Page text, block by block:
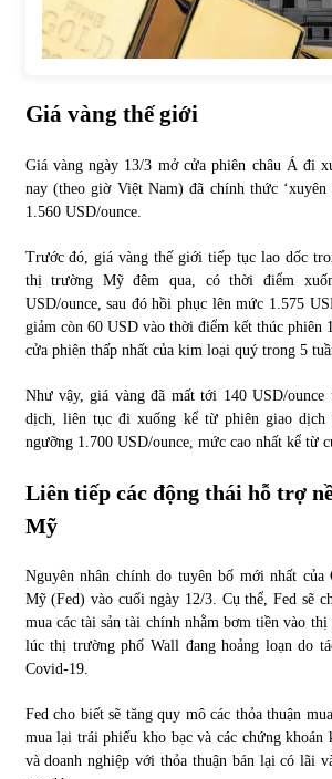
31/05/2022
31/05/2022
S&P Ratings cập nhật xếp hạng
Chứng khoán ngày 30/5/2022:
31/05/2022
Phân tích giá tiền điện tử sau
vốn hóa
09/11/2021
Chứng khoán ngày 12/10/2021:
Top 10 xe bán chạy nhất tháng 9/
13/10/2021
Giá vàng thế giới
Giá vàng ngày 13/3 mở cửa phiên châu Á đi
nay (theo giờ Việt Nam) đã chính thức ‘xuyên
1.560 USD/ounce.
Trước đó, giá vàng thế giới tiếp tục lao dốc
thị trường Mỹ đêm qua, có thời điểm
USD/ounce, sau đó hồi phục lên mức 1.575
giảm còn 60 USD vào thời điểm kết thúc phiên
cửa phiên thấp nhất của kim loại quý trong 5
Như vậy, giá vàng đã mất tới 140 USD/ounce
dịch, liên tục đi xuống kể từ phiên giao
ngưỡng 1.700 USD/ounce, mức cao nhất kể từ
Liên tiếp các động thái hỗ trợ
Mỹ
Nguyên nhân chính do tuyên bố mới nhất
Mỹ (Fed) vào cuối ngày 12/3. Cụ thể, Fed sẽ
mua các tài sản tài chính nhằm bơm tiền vào
lúc thị trường phố Wall đang hoảng loạn do
Covid-19.
Fed cho biết sẽ tăng quy mô các thỏa thuận
mua lại trái phiếu kho bạc và các chứng khoán
và doanh nghiệp với thỏa thuận bán lại có lãi